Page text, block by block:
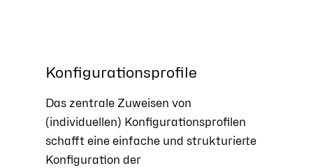
Konfigurationsprofile
Das zentrale Zuweisen von
(individuellen) Konfigurationsprofilen
schafft eine einfache und strukturierte
Konfiguration der